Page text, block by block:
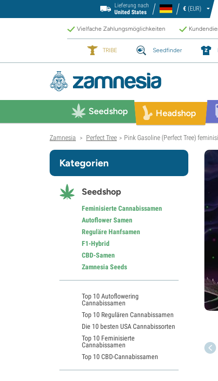
Lieferung nach
United States
€ (EUR)
Vielfache Zahlungsmöglichkeiten
TRIBE Seedfinder
Seedshop Headshop
Zamnesia > Perfect Tree > Pink Gasoline (Perfect Tree)
Kategorien
Seedshop
Feminisierte Cannabissamen
Autoflower Samen
Reguläre Hanfsamen
F1-Hybrid
CBD-Samen
Zamnesia Seeds
Top 10 Autoflowering
Cannabissamen
Top 10 Regulären Cannabissamen
Die 10 besten USA Cannabissorten
Top 10 Feminisierte
Cannabissamen
Top 10 CBD-Cannabissamen